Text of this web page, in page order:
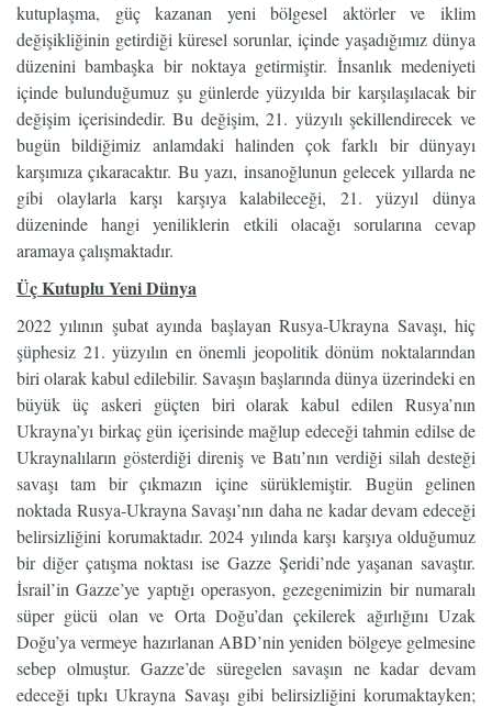
kutuplaşma, güç kazanan yeni bölgesel aktörler ve iklim
değişikliğinin getirdiği küresel sorunlar, içinde yaşadığımız dünya
düzenini bambaşka bir noktaya getirmiştir. İnsanlık medeniyeti
içinde bulunduğumuz şu günlerde yüzyılda bir karşılaşılacak bir
değişim içerisindedir. Bu değişim, 21. yüzyılı şekillendirecek ve
bugün bildiğimiz anlamdaki halinden çok farklı bir dünyayı
karşımıza çıkaracaktır. Bu yazı, insanoğlunun gelecek yıllarda ne
gibi olaylarla karşı karşıya kalabileceği, 21. yüzyıl dünya
düzeninde hangi yeniliklerin etkili olacağı sorularına cevap
aramaya çalışmaktadır.
Üç Kutuplu Yeni Dünya
2022 yılının şubat ayında başlayan Rusya-Ukrayna Savaşı, hiç
şüphesiz 21. yüzyılın en önemli jeopolitik dönüm noktalarından
biri olarak kabul edilebilir. Savaşın başlarında dünya üzerindeki en
büyük üç askeri güçten biri olarak kabul edilen Rusya’nın
Ukrayna’yı birkaç gün içerisinde mağlup edeceği tahmin edilse de
Ukraynalıların gösterdiği direniş ve Batı’nın verdiği silah desteği
savaşı tam bir çıkmazın içine sürüklemiştir. Bugün gelinen
noktada Rusya-Ukrayna Savaşı’nın daha ne kadar devam edeceği
belirsizliğini korumaktadır. 2024 yılında karşı karşıya olduğumuz
bir diğer çatışma noktası ise Gazze Şeridi’nde yaşanan savaştır.
İsrail’in Gazze’ye yaptığı operasyon, gezegenimizin bir numaralı
süper gücü olan ve Orta Doğu’dan çekilerek ağırlığını Uzak
Doğu’ya vermeye hazırlanan ABD’nin yeniden bölgeye gelmesine
sebep olmuştur. Gazze’de süregelen savaşın ne kadar devam
edeceği tıpkı Ukrayna Savaşı gibi belirsizliğini korumaktayken;